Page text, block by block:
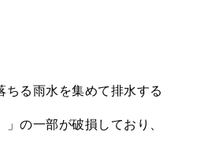
ちる雨水を集めて排水する
」の一部が破損しており、